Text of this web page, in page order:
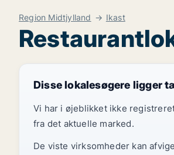
Region Midtjylland Ikast
Disse lokalesøgere ligger
Vi har i øjeblikket ikke
fra det aktuelle marked.
De viste virksomheder kan